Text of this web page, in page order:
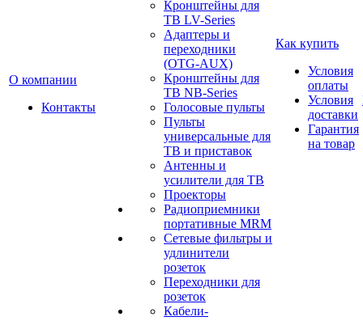
О компании
Контакты
Кронштейны для
ТВ LV-Series
Адаптеры и
переходники
(OTG-AUX)
Кронштейны для
ТВ NB-Series
Голосовые пульты
Пульты
универсальные для
ТВ и приставок
Антенны и
усилители для ТВ
Проекторы
Радиоприемники
портативные MRM
Сетевые фильтры и
удлинители
розеток
Переходники для
розеток
Кабели-
Как купить
Условия
оплаты
Условия
доставки
Гарантия
на товар